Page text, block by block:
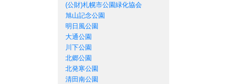
(公財)札幌市公園緑化協会
旭山記念公園
明日風公園
大通公園
川下公園
北郷公園
北発寒公園
清田南公園